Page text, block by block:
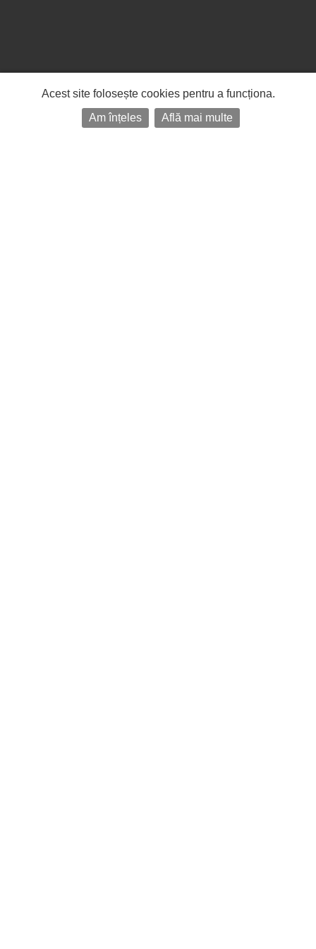
Acest site folosește cookies pentru a funcționa.
Am înțeles
Află mai multe